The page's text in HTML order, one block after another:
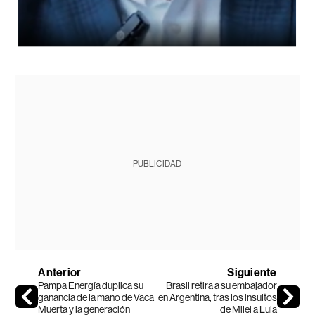
PUBLICIDAD
Anterior
Pampa Energía duplica su
ganancia de la mano de Vaca
Muerta y la generación
Siguiente
Brasil retira a su embajador
en Argentina, tras los insultos
de Milei a Lula